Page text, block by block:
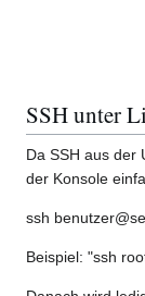
SSH unter
Da SSH aus der
der Konsole
ssh
Beispiel: "ssh